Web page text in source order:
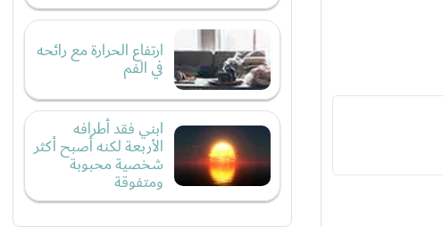
ارتفاع الحرارة مع رائحه
في الفم
ابني فقد أطرافه
الأربعة لكنه أصبح أكثر
شخصية محبوبة
ومتفوقة